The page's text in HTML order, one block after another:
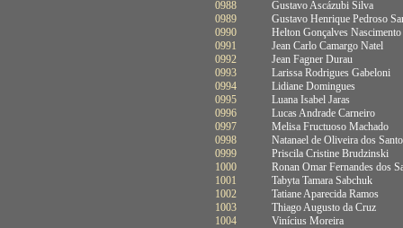
0988
Gustavo Ascázubi Silva
0989
Gustavo Henrique Pedroso
0990
Helton Gonçalves Nascimento
0991
Jean Carlo Camargo Natel
0992
Jean Fagner Durau
0993
Larissa Rodrigues Gabeloni
0994
Lidiane Domingues
0995
Luana Isabel Jaras
0996
Lucas Andrade Carneiro
0997
Melisa Fructuoso Machado
0998
Natanael de Oliveira dos
0999
Priscila Cristine Brudzinski
1000
Ronan Omar Fernandes dos
1001
Tabyta Tamara Sabchuk
1002
Tatiane Aparecida Ramos
1003
Thiago Augusto da Cruz
1004
Vinícius Moreira